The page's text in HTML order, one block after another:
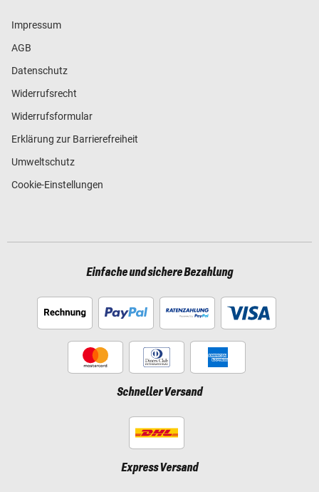
Impressum
AGB
Datenschutz
Widerrufsrecht
Widerrufsformular
Erklärung zur Barrierefreiheit
Umweltschutz
Cookie-Einstellungen
Einfache und sichere Bezahlung
Schneller Versand
Express Versand